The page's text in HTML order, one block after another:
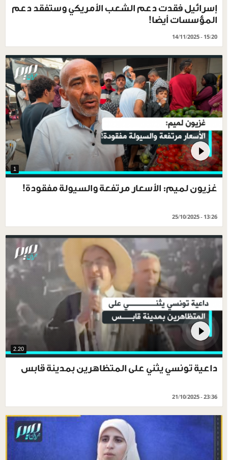
إسرائيل فقدت دعم الشعب الأمريكي وستفقد دعم
المؤسسات أيضا!
14/11/2025 - 15:20
1
غزيون لميم: الأسعار مرتفعة والسيولة مفقودة!
25/10/2025 - 13:26
2.20
داعية تونسي يثني على المتظاهرين بمدينة قابس
21/10/2025 - 23:36